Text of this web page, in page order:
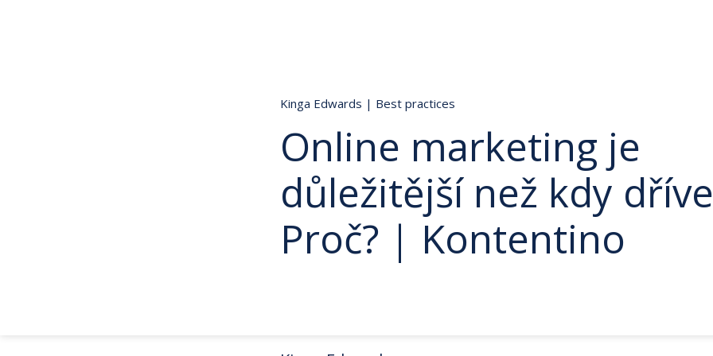
Kinga Edwards | Best practices
Online marketing je
důležitější než kdy
Proč? | Kontentino